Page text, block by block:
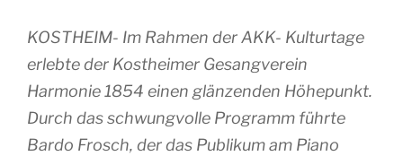
KOSTHEIM- Im Rahmen der AKK- Kulturtage
erlebte der Kostheimer Gesangverein
Harmonie 1854 einen glänzenden Höhepunkt.
Durch das schwungvolle Programm führte
Bardo Frosch, der das Publikum am Piano